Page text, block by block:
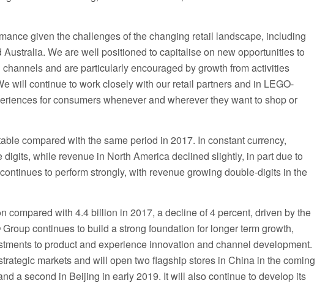
given the challenges of the changing retail landscape, including
We are well positioned to capitalise on new opportunities to
and are particularly encouraged by growth from activities
will continue to work closely with our retail partners and in LEGO-
for consumers whenever and wherever they want to shop or
compared with the same period in 2017. In constant currency,
while revenue in North America declined slightly, in part due to
to perform strongly, with revenue growing double-digits in the
compared with 4.4 billion in 2017, a decline of 4 percent, driven by the
continues to build a strong foundation for longer term growth,
to product and experience innovation and channel development.
markets and will open two flagship stores in China in the coming
a second in Beijing in early 2019. It will also continue to develop its